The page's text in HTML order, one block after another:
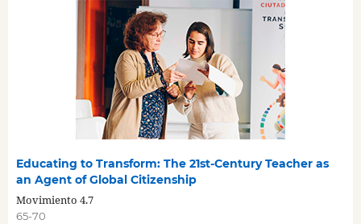
Educating to Transform: The 21st-Century Teacher as
an Agent of Global Citizenship
Movimiento 4.7
65-70